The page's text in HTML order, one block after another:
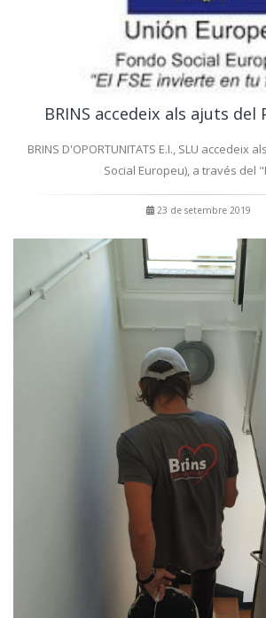
BRINS accedeix als ajuts del
BRINS D'OPORTUNITATS E.I., SLU accedeix
Social Europeu), a través del
23 de setembre 2019